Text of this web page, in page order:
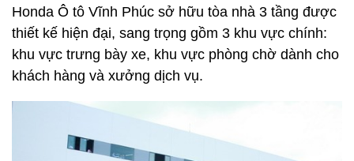
Honda Ô tô Vĩnh Phúc sở hữu tòa nhà 3 tầng được
thiết kế hiện đại, sang trọng gồm 3 khu vực chính:
khu vực trưng bày xe, khu vực phòng chờ dành cho
khách hàng và xưởng dịch vụ.